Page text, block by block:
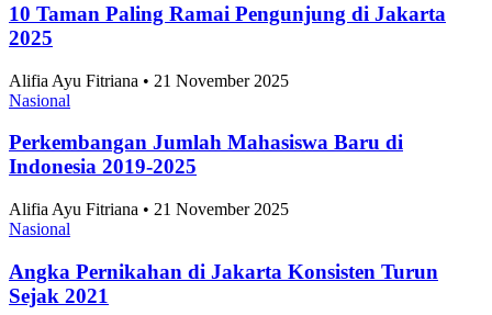
10 Taman Paling Ramai Pengunjung di Jakarta
2025
Alifia Ayu Fitriana • 21 November 2025
Nasional
Perkembangan Jumlah Mahasiswa Baru di
Indonesia 2019-2025
Alifia Ayu Fitriana • 21 November 2025
Nasional
Angka Pernikahan di Jakarta Konsisten Turun
Sejak 2021